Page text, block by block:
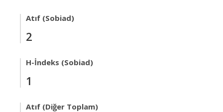
Atıf (Sobiad)
2
H-İndeks (Sobiad)
1
Atıf (Diğer Toplam)